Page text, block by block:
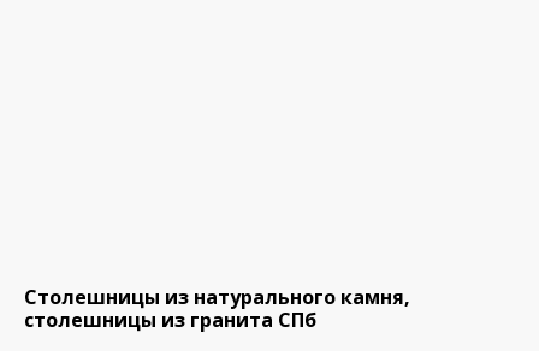
Столешницы из натурального камня,
столешницы из гранита СПб